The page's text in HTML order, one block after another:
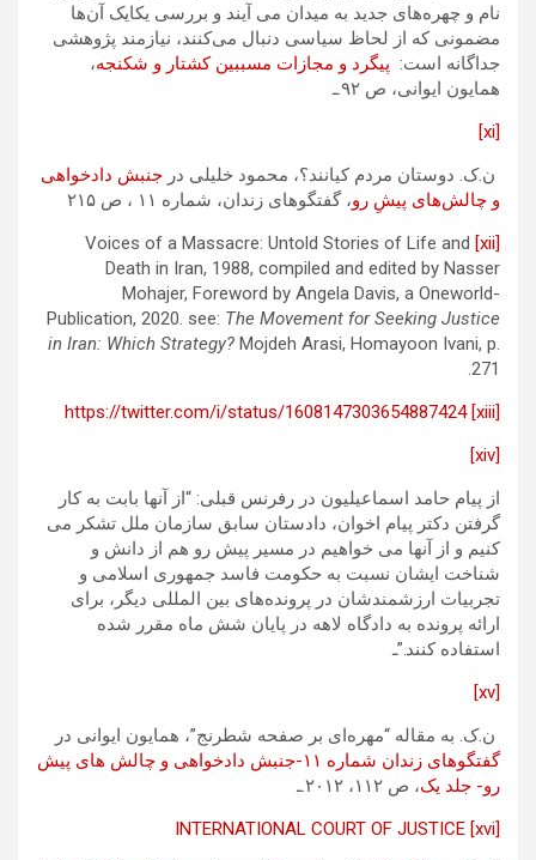
نام و چهره‌های جدید به میدان می آیند و بررسی یکایک آن‌ها
مضمونی که از لحاظ سیاسی دنبال می‌کنند، نیازمند پژوهشی
جداگانه است: پیگرد و مجازات مسببین کشتار و شکنجه،
همایون ایوانی، ص ۹۲.ـ
[xi]
ن.ک. دوستان مردم کیانند؟، محمود خلیلی در جنبش دادخواهی
و چالش‌های پیشِ رو، گفتگوهای زندان، شماره ۱۱ ، ص ۲۱۵
[xii]
Voices of a Massacre: Untold Stories of Life and
Death in Iran, 1988, compiled and edited by Nasser
Mohajer, Foreword by Angela Davis, a Oneworld-
Publication, 2020. see: The Movement for Seeking Justice
in Iran: Which Strategy? Mojdeh Arasi, Homayoon Ivani, p.
271.
[xiii]
https://twitter.com/i/status/1608147303654887424
[xiv]
از پیام حامد اسماعیلیون در رفرنس قبلی: “از آنها بابت به کار
گرفتن دکتر پیام اخوان، دادستان سابق سازمان ملل تشکر می
کنیم و از آنها می خواهیم در مسیر پیش رو هم از دانش و
شناخت ایشان نسبت به حکومت فاسد جمهوری اسلامی و
تجربیات ارزشمندشان در پرونده‌های بین المللی دیگر، برای
ارائه پرونده به دادگاه لاهه در پایان شش ماه مقرر شده
استفاده کنند.”ـ
[xv]
ن.ک. به مقاله “مهره‌ای بر صفحه شطرنج”، همایون ایوانی در
گفتگوهای زندان شماره ۱۱-جنبش دادخواهی و چالش های پیش
رو- جلد یک، ص ۱۱۲، ۲۰۱۲.ـ
[xvi]
INTERNATIONAL COURT OF JUSTICE